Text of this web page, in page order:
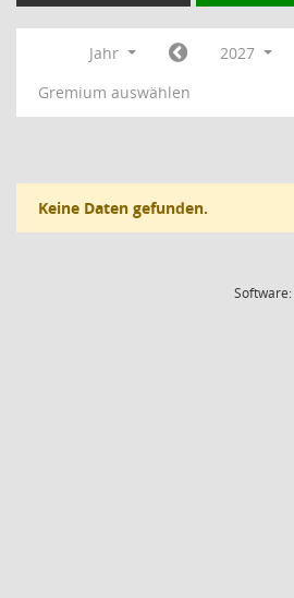
Jahr
2027
Gremium auswählen
Keine Daten gefunden.
Software: